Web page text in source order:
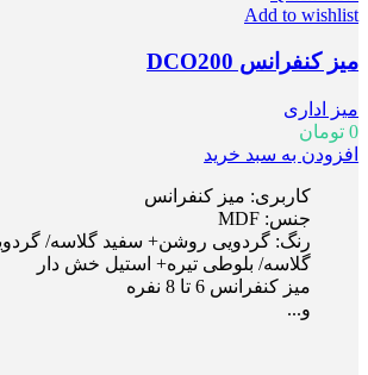
Add to wishlist
میز کنفرانس DCO200
میز اداری
0 تومان
افزودن به سبد خرید
کاربری: میز کنفرانس
جنس: MDF
رنگ: گردویی روشن+ سفید گلاسه/
گلاسه/ بلوطی تیره+ استیل خش دار
میز کنفرانس 6 تا 8 نفره
و...